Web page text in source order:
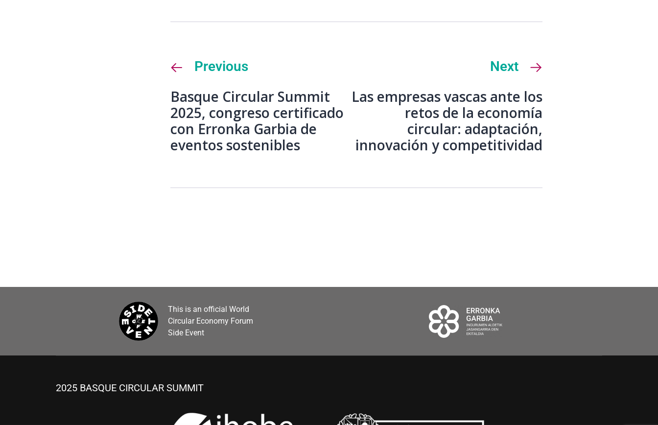
Previous
Basque Circular Summit
2025, congreso certificado
con Erronka Garbia de
eventos sostenibles
Next
Las empresas vascas ante los
retos de la economía
circular: adaptación,
innovación y competitividad
This is an official World
Circular Economy Forum
Side Event
2025 BASQUE CIRCULAR SUMMIT